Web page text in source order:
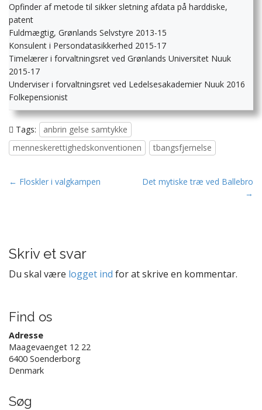
Opfinder af metode til sikker sletning afdata på harddiske,
patent
Fuldmægtig, Grønlands Selvstyre 2013-15
Konsulent i Persondatasikkerhed 2015-17
Timelærer i forvaltningsret ved Grønlands Universitet Nuuk
2015-17
Underviser i forvaltningsret ved Ledelsesakademier Nuuk 2016
Folkepensionist
Tags:
anbrin gelse samtykke
menneskerettighedskonventionen
tbangsfjernelse
P
a
v
a
t
i
o
← Floskler i valgkampen
Det mytiske træ ved Ballebro
→
Skriv et svar
Du skal være logget ind for at skrive en kommentar.
Find os
Adresse
Maagevaenget 12 22
6400 Soenderborg
Denmark
Søg